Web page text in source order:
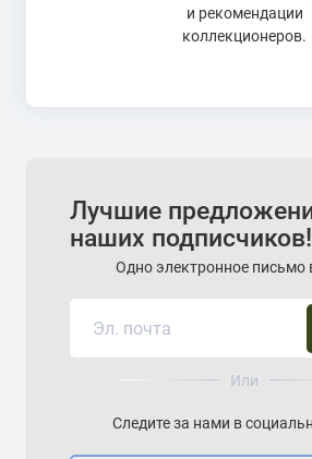
и рекомендации
коллекционеров.
Лучшие
наших подписчиков!
Одно электронное письмо
Или
Следите за нами в